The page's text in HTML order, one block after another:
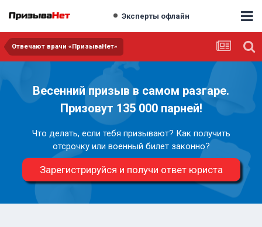
Эксперты офлайн
Отвечают врачи «ПризываНет»
Весенний призыв в самом разгаре.
Призовут 135 000 парней!
Что делать, если тебя призывают? Как получить
отсрочку или военный билет законно?
Зарегистрируйся и получи ответ юриста